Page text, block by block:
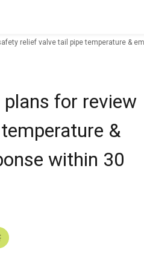
relief valve tail pipe temperature &
for review
&
within 30